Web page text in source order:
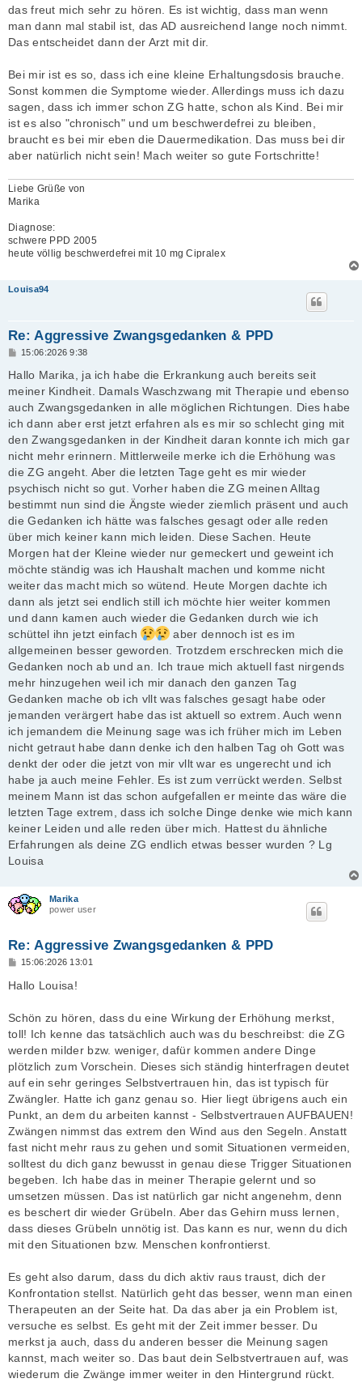
a
g
das freut mich sehr zu hören. Es ist wichtig, dass man wenn
man dann mal stabil ist, das AD ausreichend lange noch nimmt.
Das entscheidet dann der Arzt mit dir.
Bei mir ist es so, dass ich eine kleine Erhaltungsdosis brauche.
Sonst kommen die Symptome wieder. Allerdings muss ich dazu
sagen, dass ich immer schon ZG hatte, schon als Kind. Bei mir
ist es also "chronisch" und um beschwerdefrei zu bleiben,
braucht es bei mir eben die Dauermedikation. Das muss bei dir
aber natürlich nicht sein! Mach weiter so gute Fortschritte!
Liebe Grüße von
Marika
Diagnose:
schwere PPD 2005
heute völlig beschwerdefrei mit 10 mg Cipralex
Louisa94
Re: Aggressive Zwangsgedanken & PPD
B
i
r
a
g
15:06:2026 9:38
Hallo Marika, ja ich habe die Erkrankung auch bereits seit
meiner Kindheit. Damals Waschzwang mit Therapie und ebenso
auch Zwangsgedanken in alle möglichen Richtungen. Dies habe
ich dann aber erst jetzt erfahren als es mir so schlecht ging mit
den Zwangsgedanken in der Kindheit daran konnte ich mich gar
nicht mehr erinnern. Mittlerweile merke ich die Erhöhung was
die ZG angeht. Aber die letzten Tage geht es mir wieder
psychisch nicht so gut. Vorher haben die ZG meinen Alltag
bestimmt nun sind die Ängste wieder ziemlich präsent und auch
die Gedanken ich hätte was falsches gesagt oder alle reden
über mich keiner kann mich leiden. Diese Sachen. Heute
Morgen hat der Kleine wieder nur gemeckert und geweint ich
möchte ständig was ich Haushalt machen und komme nicht
weiter das macht mich so wütend. Heute Morgen dachte ich
dann als jetzt sei endlich still ich möchte hier weiter kommen
und dann kamen auch wieder die Gedanken durch wie ich
schüttel ihn jetzt einfach
aber dennoch ist es im
allgemeinen besser geworden. Trotzdem erschrecken mich die
Gedanken noch ab und an. Ich traue mich aktuell fast nirgends
mehr hinzugehen weil ich mir danach den ganzen Tag
Gedanken mache ob ich vllt was falsches gesagt habe oder
jemanden verärgert habe das ist aktuell so extrem. Auch wenn
ich jemandem die Meinung sage was ich früher mich im Leben
nicht getraut habe dann denke ich den halben Tag oh Gott was
denkt der oder die jetzt von mir vllt war es ungerecht und ich
habe ja auch meine Fehler. Es ist zum verrückt werden. Selbst
meinem Mann ist das schon aufgefallen er meinte das wäre die
letzten Tage extrem, dass ich solche Dinge denke wie mich kann
keiner Leiden und alle reden über mich. Hattest du ähnliche
Erfahrungen als deine ZG endlich etwas besser wurden ? Lg
Louisa
Marika
power user
Re: Aggressive Zwangsgedanken & PPD
B
i
a
g
15:06:2026 13:01
Hallo Louisa!
Schön zu hören, dass du eine Wirkung der Erhöhung merkst,
toll! Ich kenne das tatsächlich auch was du beschreibst: die ZG
werden milder bzw. weniger, dafür kommen andere Dinge
plötzlich zum Vorschein. Dieses sich ständig hinterfragen deutet
auf ein sehr geringes Selbstvertrauen hin, das ist typisch für
Zwängler. Hatte ich ganz genau so. Hier liegt übrigens auch ein
Punkt, an dem du arbeiten kannst - Selbstvertrauen AUFBAUEN!
Zwängen nimmst das extrem den Wind aus den Segeln. Anstatt
fast nicht mehr raus zu gehen und somit Situationen vermeiden,
solltest du dich ganz bewusst in genau diese Trigger Situationen
begeben. Ich habe das in meiner Therapie gelernt und so
umsetzen müssen. Das ist natürlich gar nicht angenehm, denn
es beschert dir wieder Grübeln. Aber das Gehirn muss lernen,
dass dieses Grübeln unnötig ist. Das kann es nur, wenn du dich
mit den Situationen bzw. Menschen konfrontierst.
Es geht also darum, dass du dich aktiv raus traust, dich der
Konfrontation stellst. Natürlich geht das besser, wenn man einen
Therapeuten an der Seite hat. Da das aber ja ein Problem ist,
versuche es selbst. Es geht mit der Zeit immer besser. Du
merkst ja auch, dass du anderen besser die Meinung sagen
kannst, mach weiter so. Das baut dein Selbstvertrauen auf, was
wiederum die Zwänge immer weiter in den Hintergrund rückt.